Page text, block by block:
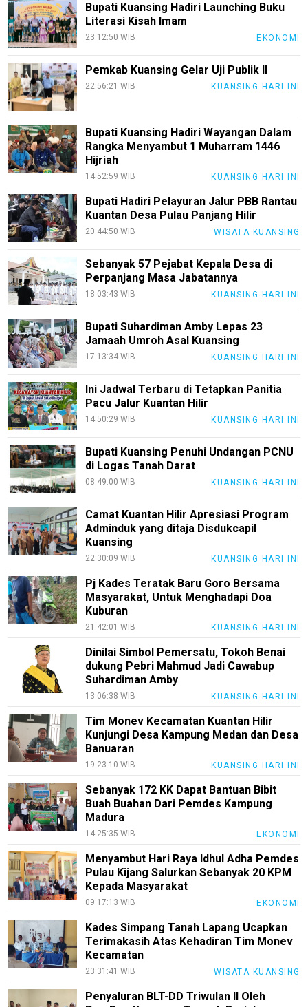
Bupati Kuansing Hadiri Launching Buku
Literasi Kisah Imam
23:12:50 WIB EKONOMI
Pemkab Kuansing Gelar Uji Publik II
22:56:21 WIB KUANSING HARI INI
Bupati Kuansing Hadiri Wayangan Dalam
Rangka Menyambut 1 Muharram 1446
Hijriah
14:52:59 WIB KUANSING HARI INI
Bupati Hadiri Pelayuran Jalur PBB Rantau
Kuantan Desa Pulau Panjang Hilir
20:44:50 WIB WISATA KUANSING
Sebanyak 57 Pejabat Kepala Desa di
Perpanjang Masa Jabatannya
18:03:43 WIB KUANSING HARI INI
Bupati Suhardiman Amby Lepas 23
Jamaah Umroh Asal Kuansing
17:13:34 WIB KUANSING HARI INI
Ini Jadwal Terbaru di Tetapkan Panitia
Pacu Jalur Kuantan Hilir
14:50:29 WIB KUANSING HARI INI
Bupati Kuansing Penuhi Undangan PCNU
di Logas Tanah Darat
08:49:00 WIB KUANSING HARI INI
Camat Kuantan Hilir Apresiasi Program
Adminduk yang ditaja Disdukcapil
Kuansing
22:30:09 WIB KUANSING HARI INI
Pj Kades Teratak Baru Goro Bersama
Masyarakat, Untuk Menghadapi Doa
Kuburan
21:42:01 WIB KUANSING HARI INI
Dinilai Simbol Pemersatu, Tokoh Benai
dukung Pebri Mahmud Jadi Cawabup
Suhardiman Amby
13:06:38 WIB KUANSING HARI INI
Tim Monev Kecamatan Kuantan Hilir
Kunjungi Desa Kampung Medan dan Desa
Banuaran
19:23:10 WIB KUANSING HARI INI
Sebanyak 172 KK Dapat Bantuan Bibit
Buah Buahan Dari Pemdes Kampung
Madura
14:25:35 WIB EKONOMI
Menyambut Hari Raya Idhul Adha Pemdes
Pulau Kijang Salurkan Sebanyak 20 KPM
Kepada Masyarakat
09:17:13 WIB EKONOMI
Kades Simpang Tanah Lapang Ucapkan
Terimakasih Atas Kehadiran Tim Monev
Kecamatan
23:31:41 WIB WISATA KUANSING
Penyaluran BLT-DD Triwulan II Oleh
KuansingTerkini
Bisnis
Sehat
PotensiRohil
Info
Rohul
Karir
pendidikan
Kode
Etik
Internal
KEJ
Disclaimer
Kami
Pedoman
Media
Redaksi
Index